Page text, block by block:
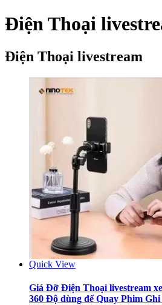
Điện Thoại
Điện Thoại livestream
Quick View
Giá Đỡ Điện Thoại livestream
360 Độ dùng để Quay Phim